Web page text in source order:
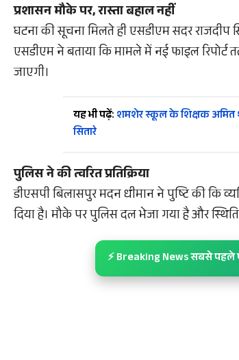
प्रशासन मौके पर, रास्ता बहाल नहीं
घटना की सूचना मिलते ही एसडीएम सदर राजदीप
एसडीएम ने बताया कि मामले में नई फाइल
जाएगी।
यह भी पढ़ें: शमशेर स्कूल के शिक्षक अमित
सितारे
पुलिस ने की त्वरित प्रतिक्रिया
डीएसपी बिलासपुर मदन धीमान ने पुष्टि की कि
दिया है। मौके पर पुलिस दल भेजा गया है और
⚡ Breaking News सबसे पहले